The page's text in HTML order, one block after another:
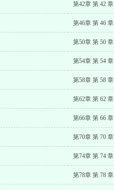
第42章 第 42 章
第46章 第 46 章
第50章 第 50 章
第54章 第 54 章
第58章 第 58 章
第62章 第 62 章
第66章 第 66 章
第70章 第 70 章
第74章 第 74 章
第78章 第 78 章